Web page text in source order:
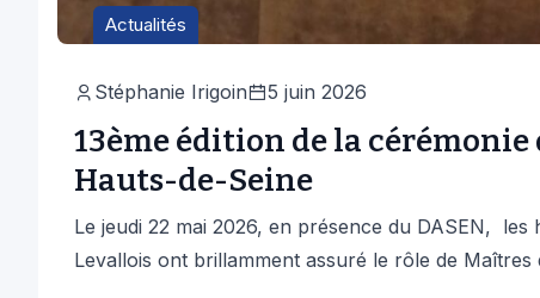
Actualités
Stéphanie Irigoin 5 juin 2026
13ème édition de la cérémonie
Hauts-de-Seine
Le jeudi 22 mai 2026, en présence du DASEN,
Levallois ont brillamment assuré le rôle de Maîtres